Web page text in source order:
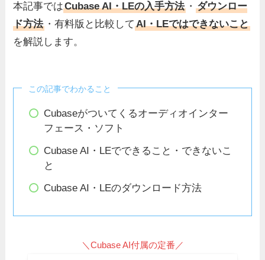
本記事ではCubase AI・LEの入手方法 ・ダウンロー
ド方法 ・有料版と比較してAI・LEではできないこと
を解説します。
この記事でわかること
Cubaseがついてくるオーディオインター
フェース・ソフト
Cubase AI・LEでできること・できないこ
と
Cubase AI・LEのダウンロード方法
＼Cubase AI付属の定番／